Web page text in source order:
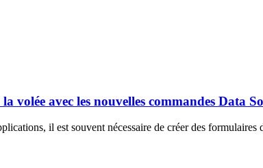
volée avec les nouvelles commandes Data
il est souvent nécessaire de créer des